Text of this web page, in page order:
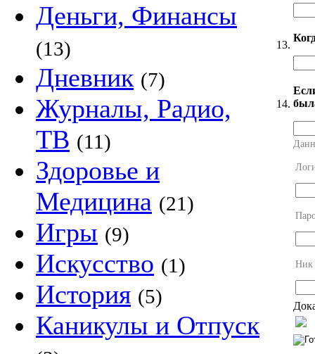
Деньги, Финансы
(13)
Дневник (7)
Журналы, Радио,
ТВ (11)
Здоровье и
Медицина (21)
Игры (9)
Искусство (1)
История (5)
Каникулы и Отпуск
13.
14.
Ник